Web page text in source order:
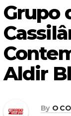
Grupo
Aldir
By O